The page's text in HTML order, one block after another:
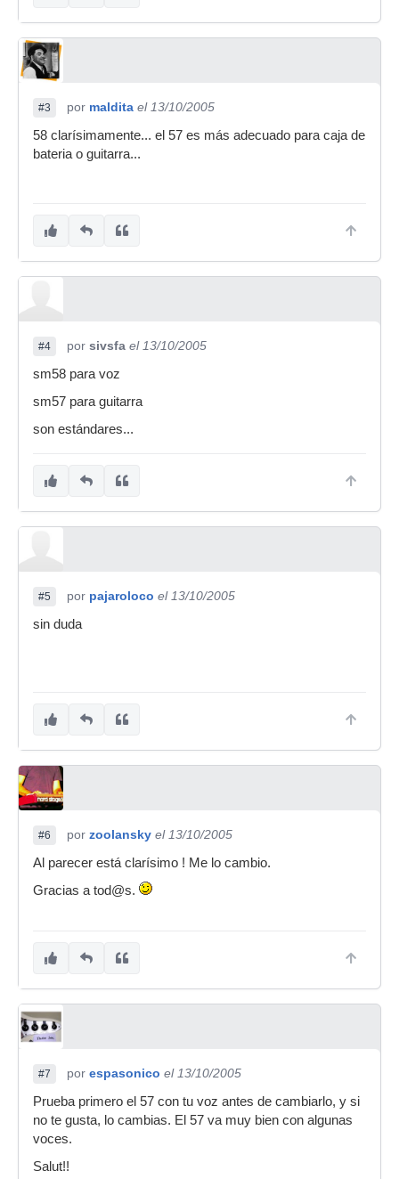
#3 por maldita el 13/10/2005
58 clarísimamente... el 57 es más adecuado para caja de
bateria o guitarra...
#4 por sivsfa el 13/10/2005
sm58 para voz
sm57 para guitarra
son estándares...
#5 por pajaroloco el 13/10/2005
sin duda
#6 por zoolansky el 13/10/2005
Al parecer está clarísimo ! Me lo cambio.
Gracias a tod@s.
#7 por espasonico el 13/10/2005
Prueba primero el 57 con tu voz antes de cambiarlo, y si
no te gusta, lo cambias. El 57 va muy bien con algunas
voces.
Salut!!